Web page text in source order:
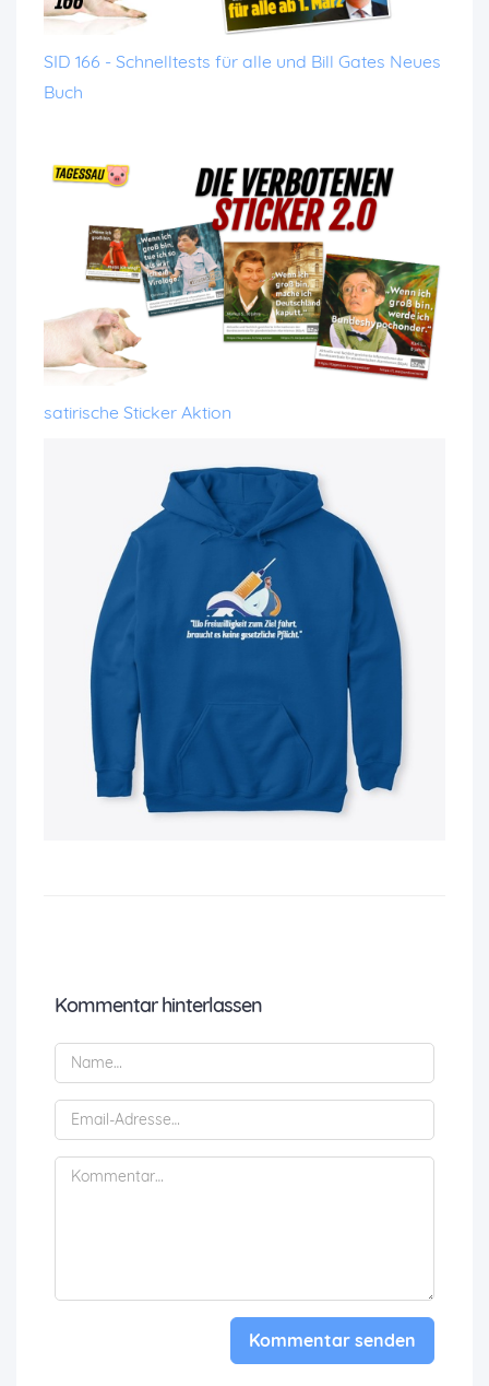
SID 166 - Schnelltests für alle und Bill Gates Neues
Buch
satirische Sticker Aktion
Kommentar hinterlassen
Kommentar senden